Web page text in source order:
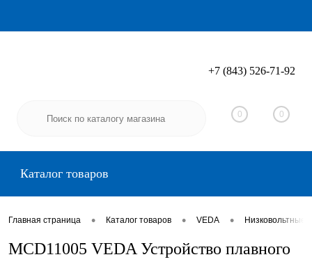
Вход Регистрация
+7 (843) 526-71-92
0 0
Каталог товаров
Главная страница • Каталог товаров • VEDA •
MCD11005 VEDA Устройство плавного